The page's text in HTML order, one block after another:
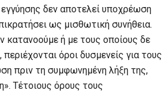
δεν αποτελεί υποχρέωση
ως μισθωτική συνήθεια.
κατανοούμε ή με τους οποίους δε
όροι δυσμενείς για τους
πριν τη συμφωνημένη λήξη της,
Τέτοιους όρους τους